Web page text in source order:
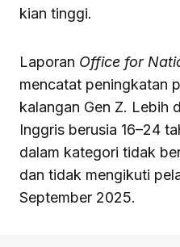
kian tinggi.
Laporan Office for
mencatat peningkatan
kalangan Gen Z. Lebih
Inggris berusia 16–24
dalam kategori tidak
dan tidak mengikuti
September 2025.